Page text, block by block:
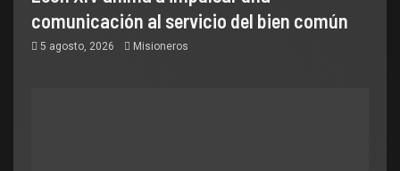
comunicación al servicio del bien común
5 agosto, 2026 Misioneros